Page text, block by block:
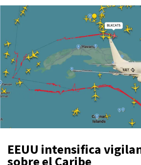
EEUU intensifica
sobre el Caribe